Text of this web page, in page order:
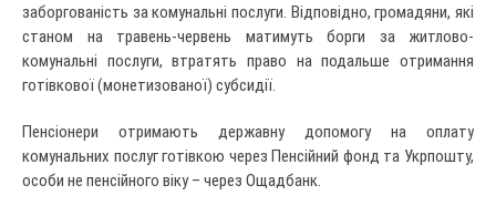
заборгованість за комунальні послуги. Відповідно, громадяни, які
станом на травень-червень матимуть борги за житлово-
комунальні послуги, втратять право на подальше отримання
готівкової (монетизованої) субсидії.
Пенсіонери отримають державну допомогу на оплату
комунальних послуг готівкою через Пенсійний фонд та Укрпошту,
особи не пенсійного віку – через Ощадбанк.